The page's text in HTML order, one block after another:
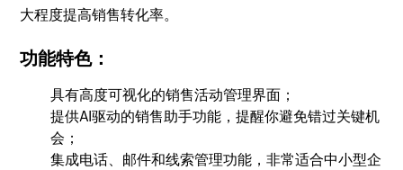
大程度提高销售转化率。
功能特色：
具有高度可视化的销售活动管理界面；
提供AI驱动的销售助手功能，提醒你避免错过关键机
会；
集成电话、邮件和线索管理功能，非常适合中小型企